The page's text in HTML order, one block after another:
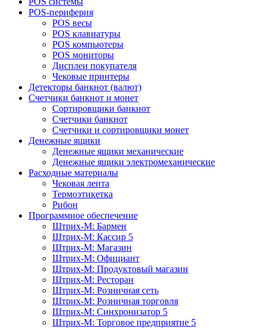
POS-периферия
POS весы
POS клавиатуры
POS компьютеры
POS мониторы
Дисплеи покупателя
Чековые принтеры
Детекторы банкнот (валют)
Счетчики банкнот и монет
Сортировщики банкнот
Счетчики банкнот
Счетчики и сортировщики монет
Денежные ящики
Денежные ящики механические
Денежные ящики электромеханические
Расходные материалы
Чековая лента
Термоэтикетка
Рибон
Программное обеспечение
Штрих-М: Бармен
Штрих-М: Кассир 5
Штрих-М: Магазин
Штрих-М: Официант
Штрих-М: Продуктовый магазин
Штрих-М: Ресторан
Штрих-М: Розничная сеть
Штрих-М: Розничная торговля
Штрих-М: Синхронизатор 5
Штрих-М: Торговое предприятие 5